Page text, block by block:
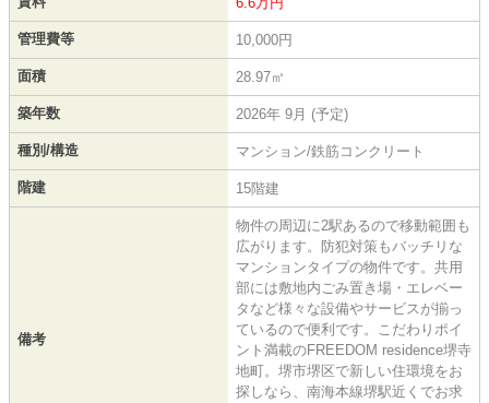
管理費等 10,000円
面積 28.97㎡
築年数 2026年 9月 (予定)
種別/構造 マンション/鉄筋コンクリート
階建 15階建
備考
物件の周辺に2駅あるので移動範囲も
広がります。防犯対策もバッチリな
マンションタイプの物件です。共用
部には敷地内ごみ置き場・エレベー
タなど様々な設備やサービスが揃っ
ているので便利です。こだわりポイ
ント満載のFREEDOM residence堺寺
地町。堺市堺区で新しい住環境をお
探しなら、南海本線堺駅近くでお求